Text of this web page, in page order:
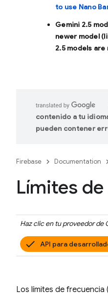
to use Nano
Gemini 2.5
newer model
2.5 models
contenido a tu
pueden contener
Firebase Documentation
Límites
Haz clic en tu proveedor de
API para
Los límites de